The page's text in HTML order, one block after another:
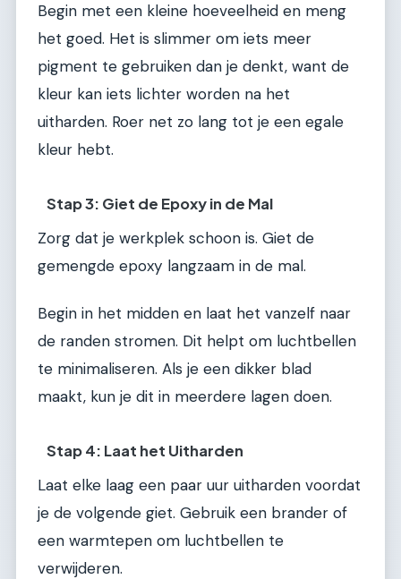
Begin met een kleine hoeveelheid en meng
het goed. Het is slimmer om iets meer
pigment te gebruiken dan je denkt, want de
kleur kan iets lichter worden na het
uitharden. Roer net zo lang tot je een egale
kleur hebt.
Stap 3: Giet de Epoxy in de Mal
Zorg dat je werkplek schoon is. Giet de
gemengde epoxy langzaam in de mal.
Begin in het midden en laat het vanzelf naar
de randen stromen. Dit helpt om luchtbellen
te minimaliseren. Als je een dikker blad
maakt, kun je dit in meerdere lagen doen.
Stap 4: Laat het Uitharden
Laat elke laag een paar uur uitharden voordat
je de volgende giet. Gebruik een brander of
een warmtepen om luchtbellen te
verwijderen.